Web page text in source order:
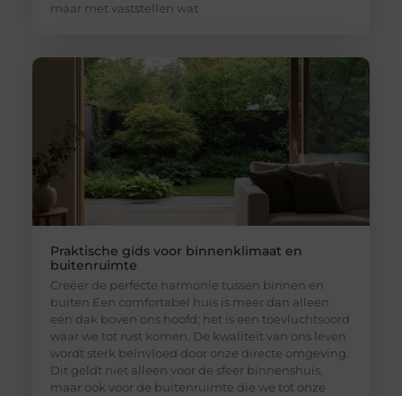
maar met vaststellen wat
Praktische gids voor binnenklimaat en
buitenruimte
Creëer de perfecte harmonie tussen binnen en
buiten Een comfortabel huis is meer dan alleen
een dak boven ons hoofd; het is een toevluchtsoord
waar we tot rust komen. De kwaliteit van ons leven
wordt sterk beïnvloed door onze directe omgeving.
Dit geldt niet alleen voor de sfeer binnenshuis,
maar ook voor de buitenruimte die we tot onze